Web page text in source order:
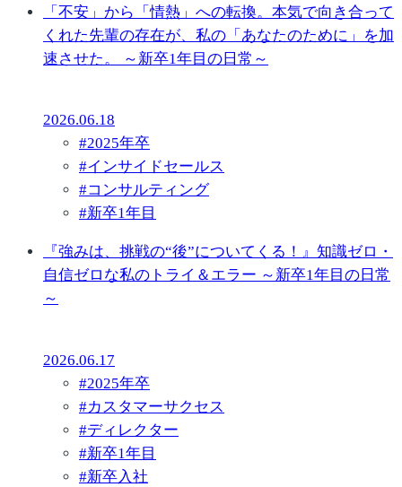
「不安」から「情熱」への転換。本気で向き合って
くれた先輩の存在が、私の「あなたのために」を加
速させた。 ～新卒1年目の日常～
2026.06.18
#2025年卒
#インサイドセールス
#コンサルティング
#新卒1年目
『強みは、挑戦の“後”についてくる！』知識ゼロ・
自信ゼロな私のトライ＆エラー ～新卒1年目の日常
～
2026.06.17
#2025年卒
#カスタマーサクセス
#ディレクター
#新卒1年目
#新卒入社